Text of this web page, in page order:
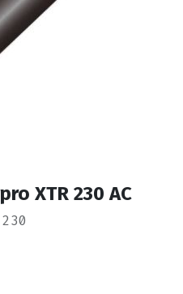
XTR 230 AC